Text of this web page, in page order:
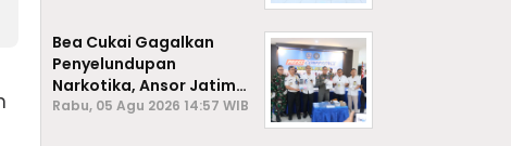
Bea Cukai Gagalkan
Penyelundupan
Narkotika, Ansor Jatim
Negara Tak Kalah dari
Rabu, 05 Agu 2026 14:57 WIB